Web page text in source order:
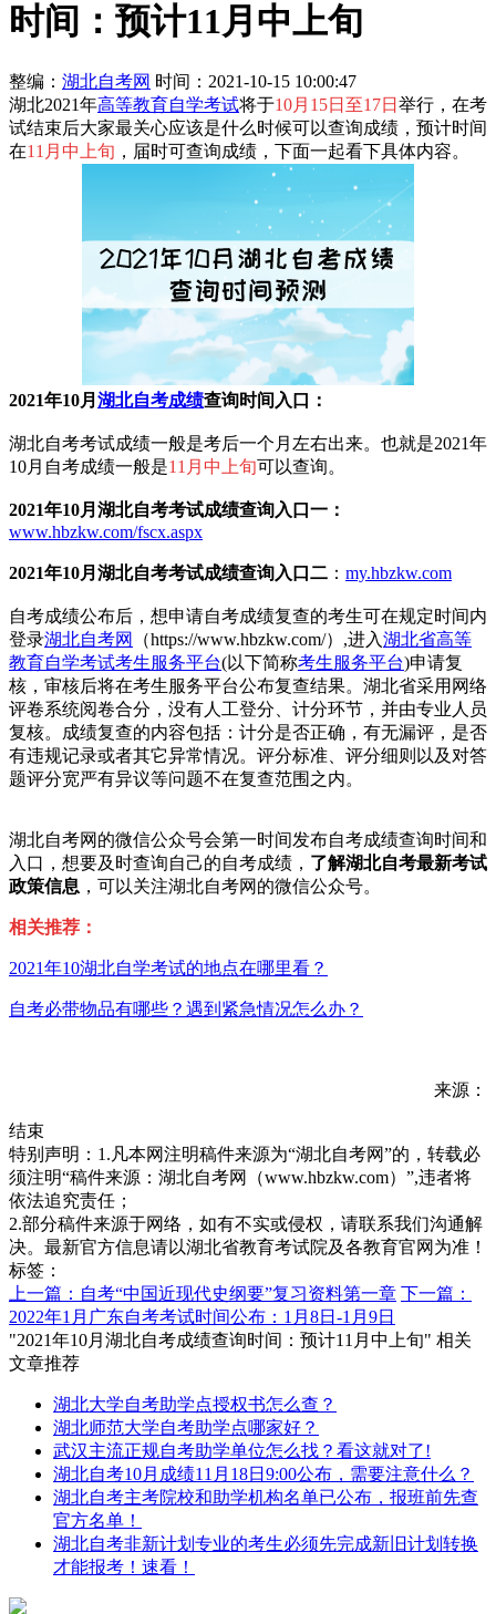
时间：预计11月中上旬
整编： 湖北自考网 时间：2021-10-15 10:00:47
湖北2021年高等教育自学考试将于10月15日至17日 举行，在考
试结束后大家最关心应该是什么时候可以查询成绩，预计时间
在11月中上旬 ，届时可查询成绩，下面一起看下具体内容。
2021年10月 湖北自考成绩查询时间入口：
湖北自考考试成绩一般是考后一个月左右出来。也就是2021年
10月自考成绩一般是11月中上旬可以查询。
2021年10月湖北自考考试成绩查询入口一：
www.hbzkw.com/fscx.aspx
2021年10月湖北自考考试成绩查询入口二 ： my.hbzkw.com
自考成绩公布后，想申请自考成绩复查的考生可在规定时间内
登录湖北自考网 （https://www.hbzkw.com/）,进入湖北省高等
教育自学考试考生服务平台(以下简称考生服务平台)申请复
核，审核后将在考生服务平台公布复查结果。湖北省采用网络
评卷系统阅卷合分，没有人工登分、计分环节，并由专业人员
复核。成绩复查的内容包括：计分是否正确，有无漏评，是否
有违规记录或者其它异常情况。评分标准、评分细则以及对答
题评分宽严有异议等问题不在复查范围之内。
湖北自考网的微信公众号会第一时间发布自考成绩查询时间和
入口，想要及时查询自己的自考成绩， 了解湖北自考最新考试
政策信息 ，可以关注湖北自考网的微信公众号。
相关推荐：
2021年10湖北自学考试的地点在哪里看？
自考必带物品有哪些？遇到紧急情况怎么办？
来源：
结束
特别声明：1.凡本网注明稿件来源为“湖北自考网”的，转载必
须注明“稿件来源：湖北自考网（www.hbzkw.com）”,违者将
依法追究责任；
2.部分稿件来源于网络，如有不实或侵权，请联系我们沟通解
决。最新官方信息请以湖北省教育考试院及各教育官网为准！
标签：
上一篇：自考“中国近现代史纲要”复习资料第一章 下一篇：
2022年1月广东自考考试时间公布：1月8日-1月9日
"2021年10月湖北自考成绩查询时间：预计11月中上旬" 相关
文章推荐
湖北大学自考助学点授权书怎么查？
湖北师范大学自考助学点哪家好？
武汉主流正规自考助学单位怎么找？看这就对了!
湖北自考10月成绩11月18日9:00公布，需要注意什么？
湖北自考主考院校和助学机构名单已公布，报班前先查
官方名单！
湖北自考非新计划专业的考生必须先完成新旧计划转换
才能报考！速看！